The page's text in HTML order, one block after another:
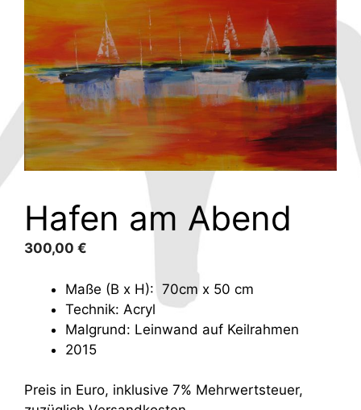
Hafen am Abend
300,00 €
Maße (B x H): 70cm x 50 cm
Technik: Acryl
Malgrund: Leinwand auf Keilrahmen
2015
Preis in Euro, inklusive 7% Mehrwertsteuer,